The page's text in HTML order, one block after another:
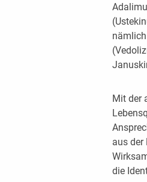
Mit der
aus der
die